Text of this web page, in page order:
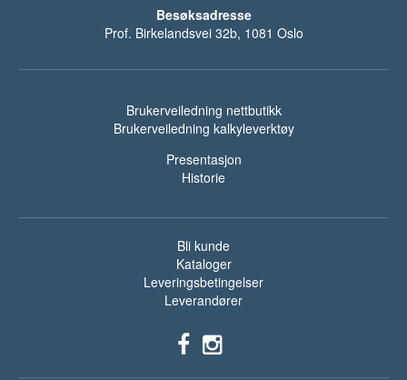
Besøksadresse
Prof. Birkelandsvei 32b, 1081 Oslo
Brukerveiledning nettbutikk
Brukerveiledning kalkyleverktøy
Presentasjon
Historie
Bli kunde
Kataloger
Leveringsbetingelser
Leverandører